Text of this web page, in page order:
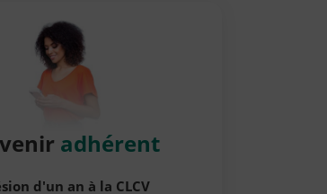
adhérent
d'un an à la CLCV